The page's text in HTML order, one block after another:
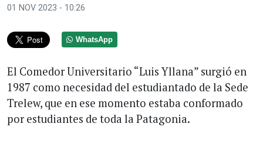
01 NOV 2023 - 10:26
WhatsApp
El Comedor Universitario “Luis Yllana” surgió en
1987 como necesidad del estudiantado de la Sede
Trelew, que en ese momento estaba conformado
por estudiantes de toda la Patagonia.